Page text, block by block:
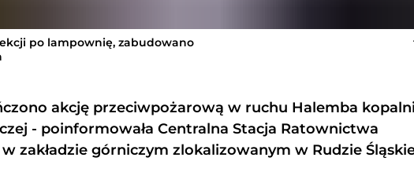
po lampownię, zabudowano
akcję przeciwpożarową w ruchu Halemba
- poinformowała Centralna Stacja Ratownictwa
zakładzie górniczym zlokalizowanym w Rudzie